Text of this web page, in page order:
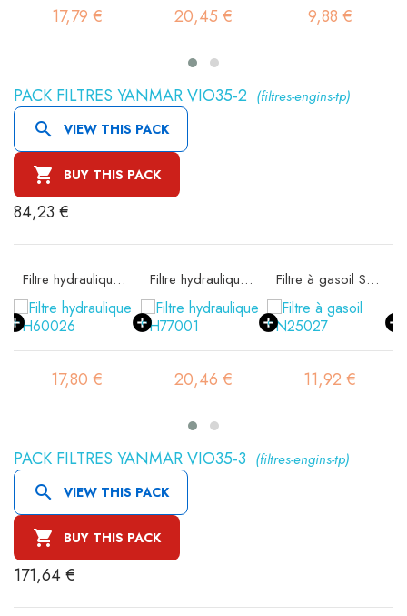
17,79 € 20,45 € 9,88 €
PACK FILTRES YANMAR VIO35-2 (filtres-engins-tp)
 VIEW THIS PACK
 BUY THIS PACK
84,23 €
Filtre hydraulique SH60026
17,80 €
Filtre hydraulique SH77001
20,46 €
Filtre à gasoil SN25027
11,92 €
PACK FILTRES YANMAR VIO35-3 (filtres-engins-tp)
 VIEW THIS PACK
 BUY THIS PACK
171,64 €